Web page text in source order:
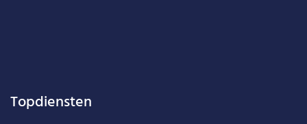
Topdiensten